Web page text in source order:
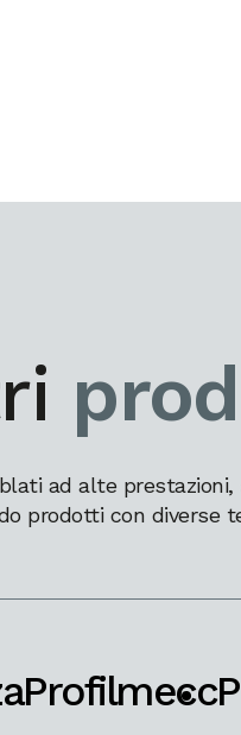
ad alte
prodotti con diverse
Profilmecc